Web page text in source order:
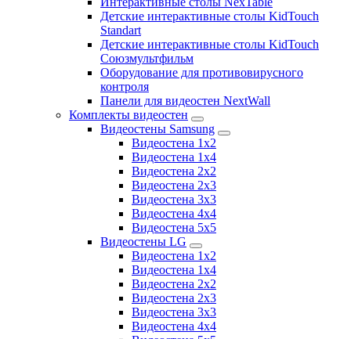
Детские интерактивные столы KidTouch
Standart
Детские интерактивные столы KidTouch
Союзмультфильм
Оборудование для противовирусного
контроля
Панели для видеостен NextWall
Комплекты видеостен
Видеостены Samsung
Видеостена 1x2
Видеостена 1x4
Видеостена 2x2
Видеостена 2х3
Видеостена 3x3
Видеостена 4x4
Видеостена 5x5
Видеостены LG
Видеостена 1x2
Видеостена 1x4
Видеостена 2x2
Видеостена 2x3
Видеостена 3x3
Видеостена 4x4